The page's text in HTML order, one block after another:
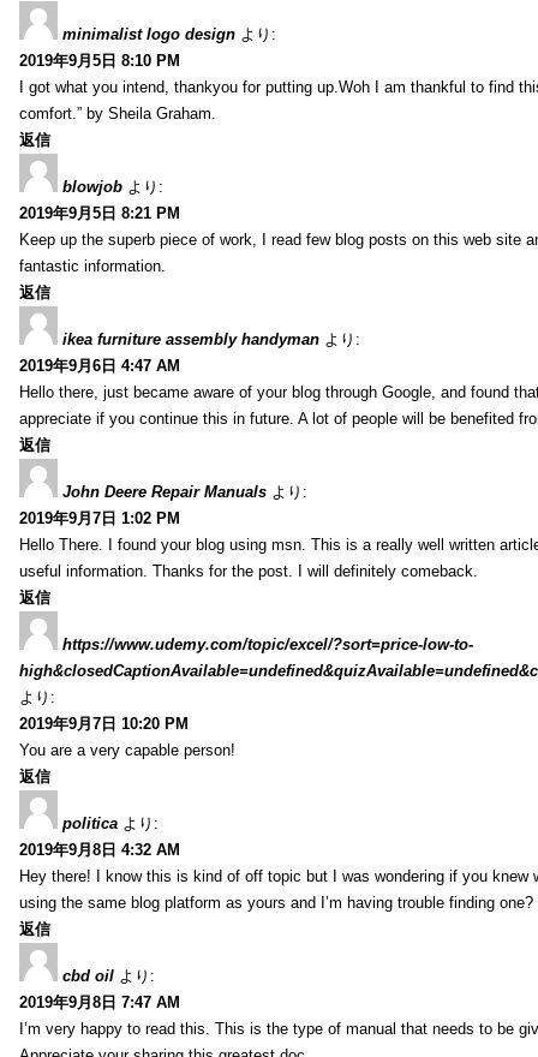
minimalist logo design より:
2019年9月5日 8:10 PM
I got what you intend, thankyou for putting up.Woh I am thankful to find
comfort.” by Sheila Graham.
返信
blowjob より:
2019年9月5日 8:21 PM
Keep up the superb piece of work, I read few blog posts on this web site
fantastic information.
返信
ikea furniture assembly handyman より:
2019年9月6日 4:47 AM
Hello there, just became aware of your blog through Google, and found
appreciate if you continue this in future. A lot of people will be benefited
返信
John Deere Repair Manuals より:
2019年9月7日 1:02 PM
Hello There. I found your blog using msn. This is a really well written
useful information. Thanks for the post. I will definitely comeback.
返信
https://www.udemy.com/topic/excel/?sort=price-low-to-
より:
2019年9月7日 10:20 PM
You are a very capable person!
返信
politica より:
2019年9月8日 4:32 AM
Hey there! I know this is kind of off topic but I was wondering if you
using the same blog platform as yours and I’m having trouble finding
返信
cbd oil より:
2019年9月8日 7:47 AM
I’m very happy to read this. This is the type of manual that needs to be